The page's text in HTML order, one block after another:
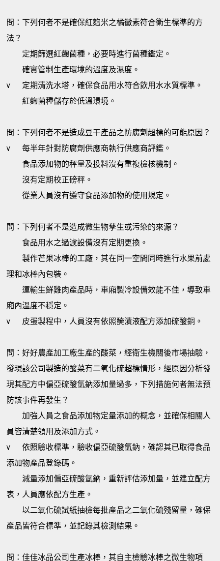
問：下列何者不是確保紅麴米之橘黴素符合衛生標準的方
法？
定期篩選紅麴菌種，必要時進行菌種鑑定。
確實管制生產環境的溫度及濕度。
v
定期清洗水塔，確保食品用水符合飲用水水質標準。
紅麴菌種儲存於低溫環境。
問：下列何者不是造成豆干產品之防腐劑超標的可能原因？
v
每半年針對防腐劑供應商執行供應商評鑑。
食品添加物的秤量及投料沒有重複檢核機制。
沒有定期校正磅秤。
從業人員沒有遵守食品添加物的使用規定。
問：下列何者不是造成微生物孳生或污染的來源？
食品用水之過濾設備沒有定期更換。
製作芒果冰棒的工廠，其在同一空間同時進行水果前處
理和冰棒內包裝。
運輸生鮮雞肉產品時，車廂製冷設備效能不佳，導致車
廂內溫度不穩定。
v
皮蛋製程中，人員沒有依照醃漬液配方添加硫酸銅。
問：好好農產加工廠生產的酸菜，經衛生機關後市場抽驗，
發現該公司製造的酸菜有二氧化硫超標情形，經原因分析發
現其配方中偏亞硫酸氫鈉添加量過多，下列措施何者無法預
防該事件再發生？
加強人員之食品添加物定量添加的概念，並確保相關人
員皆清楚領用及添加方式。
v
依照驗收標準，驗收偏亞硫酸氫鈉，確認其已取得食品
添加物產品登錄碼。
減量添加偏亞硫酸氫鈉，重新評估添加量，並建立配方
表，人員應依配方生產。
以二氧化硫試紙抽檢每批產品之二氧化硫殘留量，確保
產品皆符合標準，並記錄其檢測結果。
問：佳佳冰品公司生產冰棒，其自主檢驗冰棒之微生物項